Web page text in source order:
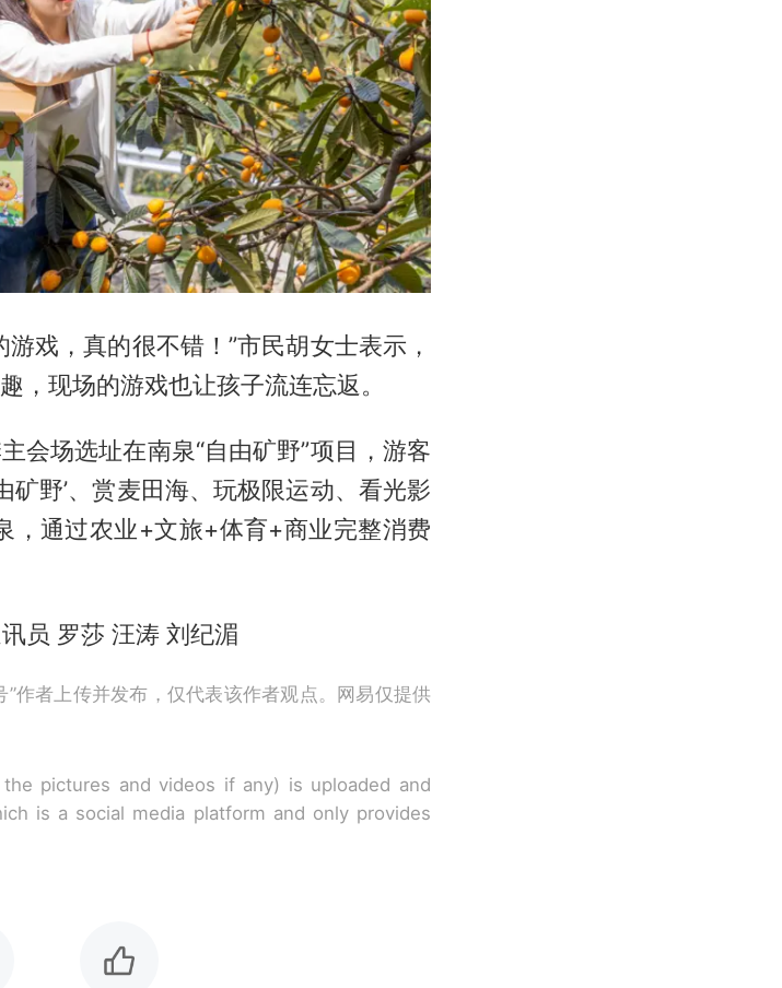
戏，真的很不错！”市民胡女士表示，
，现场的游戏也让孩子流连忘返。
会场选址在南泉“自由矿野”项目，游客
矿野’、赏麦田海、玩极限运动、看光影
，通过农业+文旅+体育+商业完整消费
员 罗莎 汪涛 刘纪湄
作者上传并发布，仅代表该作者观点。网易仅提供
pictures and videos if any) is uploaded and
is a social media platform and only provides